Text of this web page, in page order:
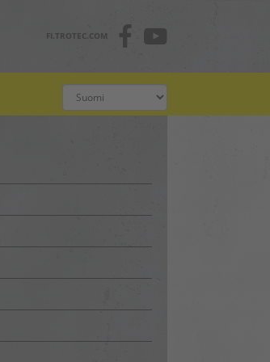
FI.TROTEC.COM